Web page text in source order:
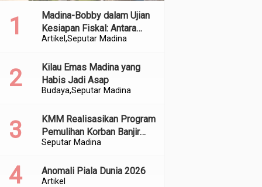
Artikel Seputar Madina
Madina-Bobby dalam Ujian
Kesiapan Fiskal: Antara
Kedekatan Politik dan
BudayaSeputar Madina
Kilau Emas Madina yang
Habis Jadi Asap
Seputar Madina
KMM Realisasikan Program
Pemulihan Korban Banjir
dan Longsor di Kabupaten
Artikel
Anomali Piala Dunia 2026